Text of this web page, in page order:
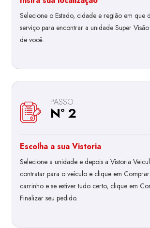
Selecione o Estado, cidade e região em que
serviço para encontrar a unidade Super
de você.
PASSO
Nº 2
Escolha a sua Vistoria
Selecione a unidade e depois a Vistoria
contratar para o veículo e clique em
carrinho e se estiver tudo certo, clique em
Finalizar seu pedido.